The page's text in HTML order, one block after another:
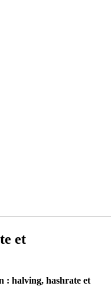
et
: halving, hashrate et